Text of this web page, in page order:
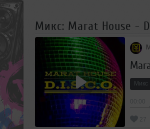
Микс: Marat House -
Микс
27